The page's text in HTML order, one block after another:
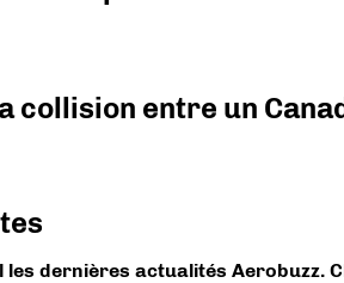
collision entre un
les dernières actualités Aerobuzz.